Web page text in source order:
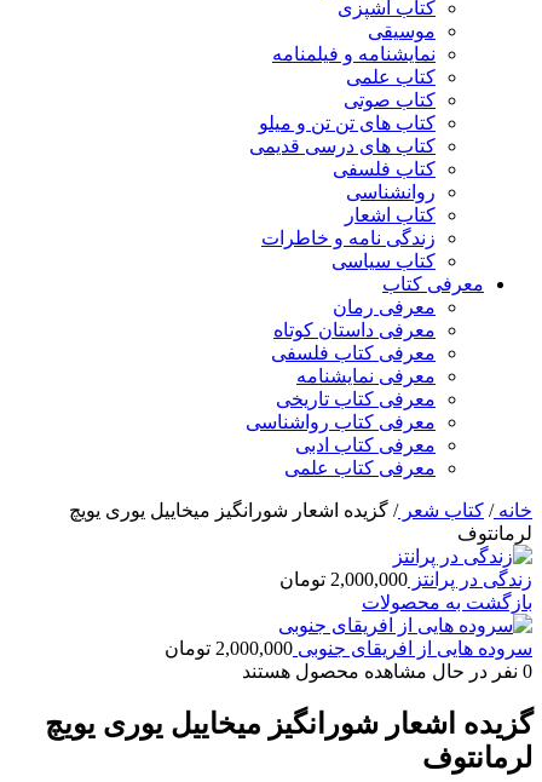
کتاب آشپزی
موسیقی
نمایشنامه و فیلمنامه
کتاب علمی
کتاب صوتی
کتاب های تن تن و میلو
کتاب های درسی قدیمی
کتاب فلسفی
روانشناسی
کتاب اشعار
زندگی نامه و خاطرات
کتاب سیاسی
معرفی کتاب
معرفی رمان
معرفی داستان کوتاه
معرفی کتاب فلسفی
معرفی نمایشنامه
معرفی کتاب تاریخی
معرفی کتاب رواشناسی
معرفی کتاب ادبی
معرفی کتاب علمی
خانه/ کتاب شعر/ گزیده اشعار شورانگیز میخاییل یوری یویچ
لرمانتوف
زندگی در پرانتز 2,000,000 تومان
بازگشت به محصولات
سروده هایی از افریقای جنوبی 2,000,000 تومان
0 نفر در حال مشاهده محصول هستند
گزیده اشعار شورانگیز میخاییل یوری یویچ
لرمانتوف